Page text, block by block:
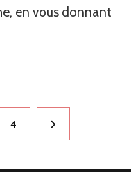
en vous donnant
Page
4